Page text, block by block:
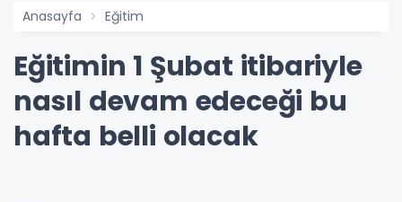
Anasayfa Eğitim
Eğitimin 1 Şubat itibariyle
nasıl devam edeceği bu
hafta belli olacak